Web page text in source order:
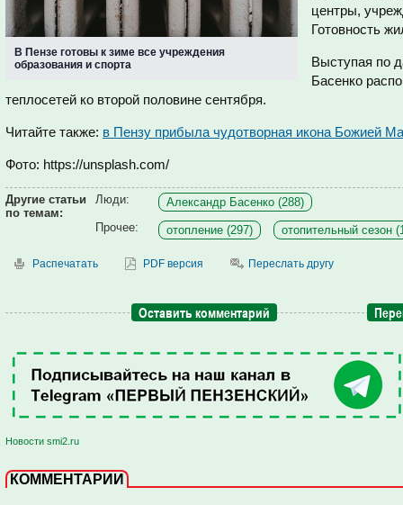
В Пензе готовы к зиме все учреждения
образования и спорта
центры,
Готовность
Выступая по
Басенко
теплосетей ко второй половине сентября.
Читайте также: в Пензу прибыла чудотворная икона Божией
Фото: https://unsplash.com/
Другие статьи
по темам:
Люди:
Александр Басенко (288)
Прочее:
отопление (297) отопительный сезон
Распечатать PDF версия Переслать другу
Оставить комментарий
Новости smi2.ru
КОММЕНТАРИИ